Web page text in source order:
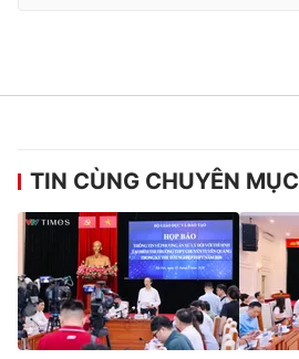
TIN CÙNG CHUYÊN MỤC